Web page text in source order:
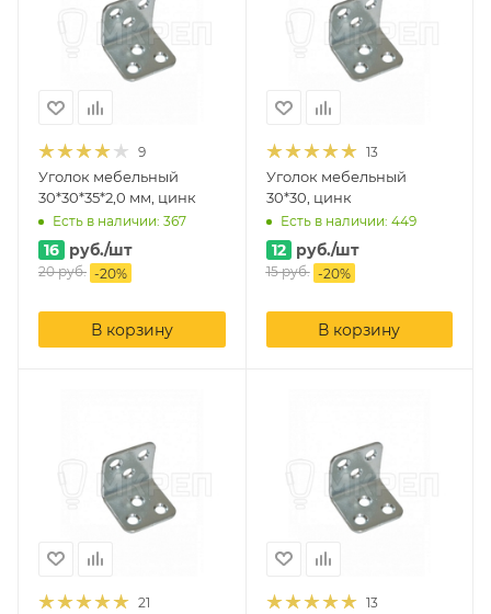
9
Уголок мебельный
30*30*35*2,0 мм, цинк
Есть в наличии: 367
16 руб./шт
20руб. -20%
В корзину
13
Уголок мебельный
30*30, цинк
Есть в наличии: 449
12 руб./шт
15руб. -20%
В корзину
21 13